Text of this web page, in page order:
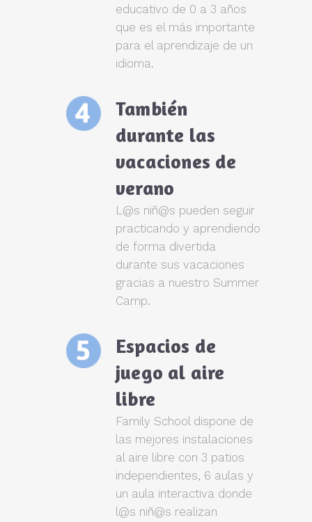
educativo de 0 a 3 años
que es el más importante
para el aprendizaje de un
idioma.
También
durante las
vacaciones de
verano
L@s niñ@s pueden seguir
practicando y aprendiendo
de forma divertida
durante sus vacaciones
gracias a nuestro Summer
Camp.
Espacios de
juego al aire
libre
Family School dispone de
las mejores instalaciones
al aire libre con 3 patios
independientes, 6 aulas y
un aula interactiva donde
l@s niñ@s realizan